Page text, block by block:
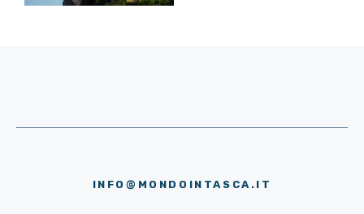
INFO@MONDOINTASCA.IT